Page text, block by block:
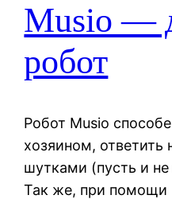
Musio —
робот
Робот Musio
хозяином, ответить
шутками (пусть и
Так же, при помощи